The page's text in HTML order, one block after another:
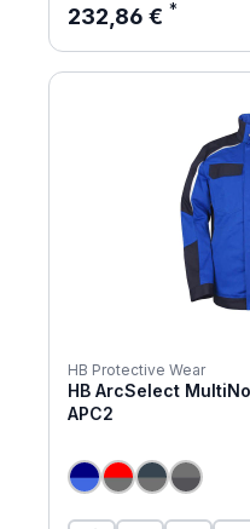
Regulärer Preis:
232,86 €
HB Protective Wear
HB ArcSelect
APC2